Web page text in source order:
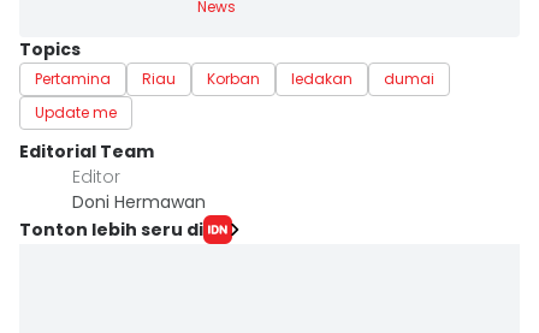
News
Topics
Pertamina Riau Korban ledakan
dumai
Update me
Editorial Team
Editor
Doni Hermawan
Tonton lebih seru di